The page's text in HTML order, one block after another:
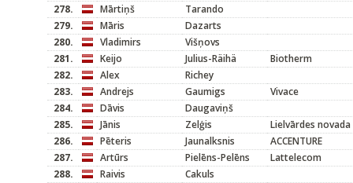
278.
Mārtiņš
Tarando
279.
Māris
Dazarts
280.
Vladimirs
Višņovs
281.
Keijo Julius-Räihä
Biotherm
282.
Alex
Richey
283.
Andrejs Gaumigs
Vivace
284.
Dāvis
Daugaviņš
285.
Jānis Zelģis
Lielvārdes
286.
Pēteris Jaunalksnis
ACCENTURE
287.
Artūrs Pielēns-Pelēns
Lattelecom
288.
Raivis
Cakuls